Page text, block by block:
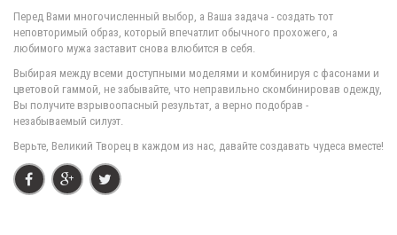
Молодежный женский джинсовый костюм большого размера
900.00грн.
Перед Вами многочисленный выбор, а Ваша задача - создать тот
неповторимый образ, который впечатлит обычного прохожего, а
любимого мужа заставит снова влюбится в себя.
Выбирая между всеми доступными моделями и комбинируя с фасонами и
цветовой гаммой, не забывайте, что неправильно скомбинировав одежду,
Вы получите взрывоопасный результат, а верно подобрав -
незабываемый силуэт.
Верьте, Великий Творец в каждом из нас, давайте создавать чудеса вместе!